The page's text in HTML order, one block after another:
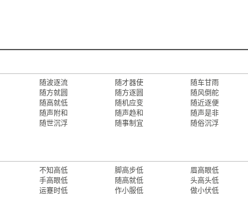
随波逐流 随才器使
随车甘雨
随方就圆 随方逐圆
随风倒舵
随高就低 随机应变
随近逐便
随声附和 随声趋和
随声是非
随世沉浮 随事制宜
随俗沉浮
不知高低 脚高步低
眉高眼低
手高眼低 随高就低
头高头低
运蹇时低 作小服低 做小伏低